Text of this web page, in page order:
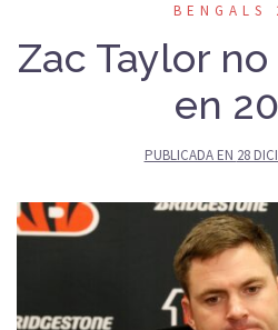
BENGALS
Zac Taylor
en
PUBLICADA EN 28